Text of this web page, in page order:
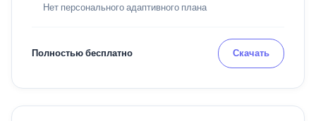
Нет персонального адаптивного плана
Полностью бесплатно Скачать